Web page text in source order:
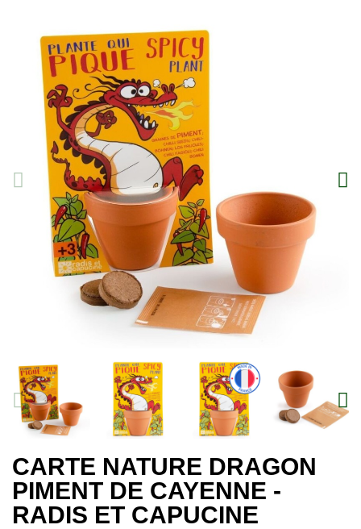
CARTE NATURE DRAGON
PIMENT DE CAYENNE -
RADIS ET CAPUCINE